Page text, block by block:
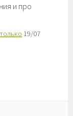
и про
19/07